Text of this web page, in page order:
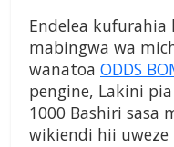
Endelea
mabingwa wa
wanatoa ODDS
pengine, Lakini
1000 Bashiri sasa
wikiendi hii